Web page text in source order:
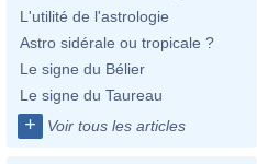
L'utilité de l'astrologie
Astro sidérale ou tropicale ?
Le signe du Bélier
Le signe du Taureau
+ Voir tous les articles